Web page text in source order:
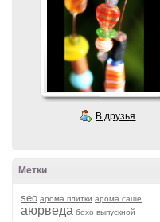
В друзья
Метки
seo арома плитки арома саше
аюрведа бохо выпускной